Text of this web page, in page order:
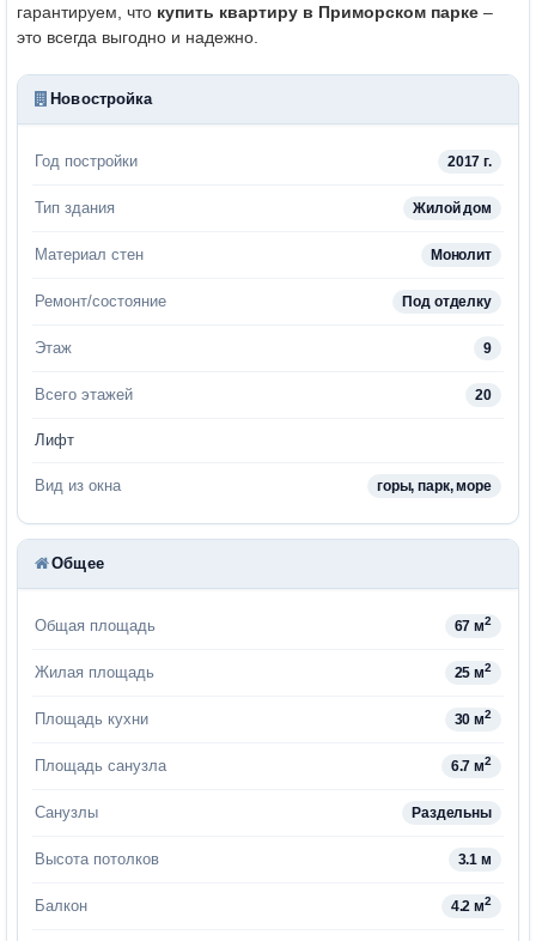
гарантируем, что купить квартиру в Приморском парке –
это всегда выгодно и надежно.
Новостройка
Год постройки 2017 г.
Тип здания Жилой дом
Материал стен Монолит
Ремонт/состояние Под отделку
Этаж 9
Всего этажей 20
Лифт
Вид из окна горы, парк, море
Общее
Общая площадь 67 м2
Жилая площадь 25 м2
Площадь кухни 30 м2
Площадь санузла 6.7 м2
Санузлы Раздельны
Высота потолков 3.1 м
Балкон 4.2 м2